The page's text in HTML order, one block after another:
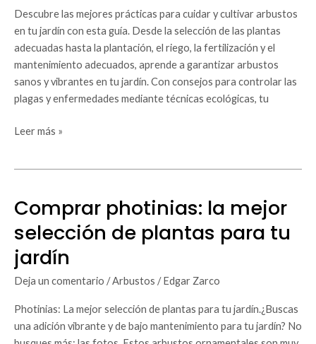
Descubre las mejores prácticas para cuidar y cultivar arbustos
en tu jardín con esta guía. Desde la selección de las plantas
adecuadas hasta la plantación, el riego, la fertilización y el
mantenimiento adecuados, aprende a garantizar arbustos
sanos y vibrantes en tu jardín. Con consejos para controlar las
plagas y enfermedades mediante técnicas ecológicas, tu
arbusto
en
tu
jardín
Leer más »
Comprar photinias: la mejor
selección de plantas para tu
jardín
Deja un comentario /Arbustos /Edgar Zarco
Photinias: La mejor selección de plantas para tu jardín.¿Buscas
una adición vibrante y de bajo mantenimiento para tu jardín? No
Comprar
la
mejor
selección
de
plantas
para
tu